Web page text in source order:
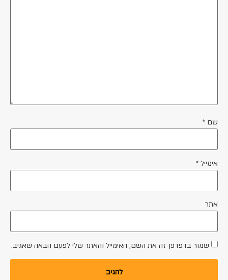
שם *
אימייל *
אתר
שמור בדפדפן זה את השם, האימייל והאתר שלי לפעם הבאה שאגיב.